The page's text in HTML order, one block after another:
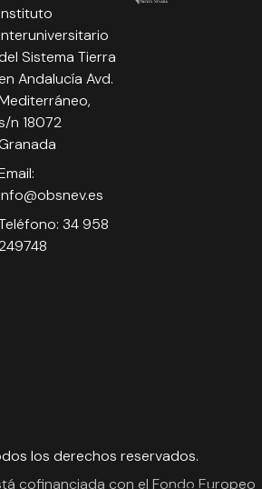
Sistema Tierra
Andalucía Avd.
n 18072
34 958
los derechos reservados.
cofinanciada con el Fondo Europeo